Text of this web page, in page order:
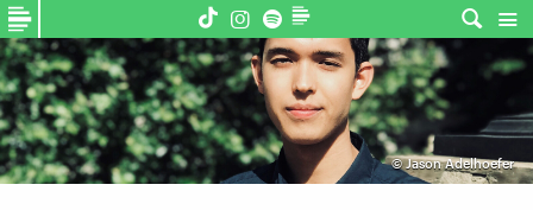
©Jason Adelhoefer